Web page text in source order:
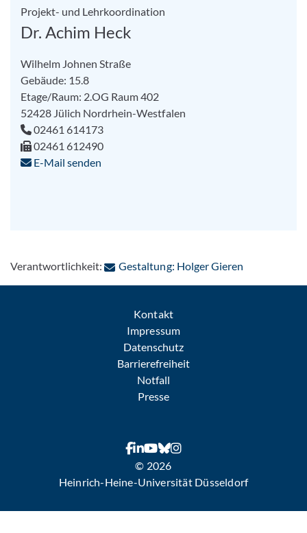
Projekt- und Lehrkoordination
Dr. Achim Heck
Wilhelm Johnen Straße
Gebäude: 15.8
Etage/Raum: 2.OG Raum 402
52428 Jülich Nordrhein-Westfalen
02461 614173
02461 612490
E-Mail senden
Verantwortlichkeit: Gestaltung: Holger Gieren: Per E-Mail
Kontakt
Impressum
Datenschutz
Barrierefreiheit
Notfall
Presse
© 2026
Heinrich-Heine-Universität Düsseldorf